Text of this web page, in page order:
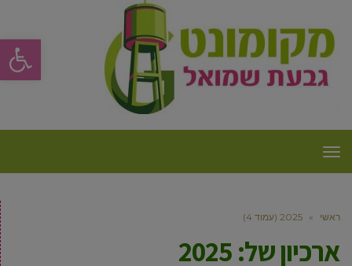
פתח
תפריט
ראשי » 2025 (עמוד 4)
ארכיון של:2025